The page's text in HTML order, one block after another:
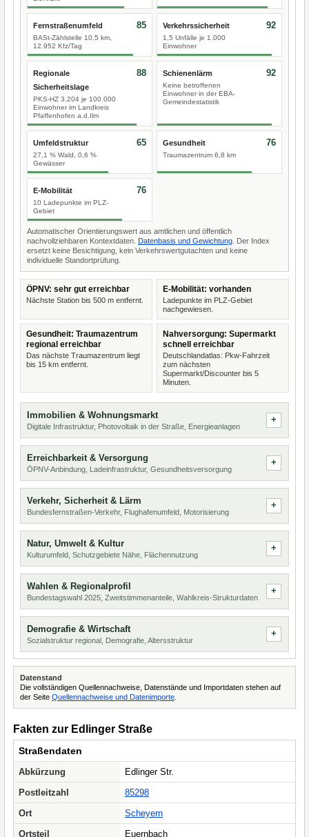
Fernstraßenumfeld
BASt-Zählstelle 10,5 km,
12.952 Kfz/Tag
85 Verkehrssicherheit
1,5 Unfälle je 1.000
Einwohner
92
Regionale
Sicherheitslage
PKS-HZ 3.204 je 100.000
Einwohner im Landkreis
Pfaffenhofen a.d.Ilm
88 Schienenlärm
Keine betroffenen
Einwohner in der EBA-
Gemeindestatistik
92
Umfeldstruktur
27,1 % Wald, 0,6 %
Gewässer
65 Gesundheit
Traumazentrum 6,8 km
76
E-Mobilität
10 Ladepunkte im PLZ-
Gebiet
76
Automatischer Orientierungswert aus amtlichen und öffentlich
nachvollziehbaren Kontextdaten. Datenbasis und Gewichtung . Der Index
ersetzt keine Besichtigung, kein Verkehrswertgutachten und keine
individuelle Standortprüfung.
ÖPNV: sehr gut erreichbar
Nächste Station bis 500 m entfernt.
E-Mobilität: vorhanden
Ladepunkte im PLZ-Gebiet
nachgewiesen.
Gesundheit: Traumazentrum
regional erreichbar
Das nächste Traumazentrum liegt
bis 15 km entfernt.
Nahversorgung: Supermarkt
schnell erreichbar
Deutschlandatlas: Pkw-Fahrzeit
zum nächsten
Supermarkt/Discounter bis 5
Minuten.
Immobilien & Wohnungsmarkt
Digitale Infrastruktur, Photovoltaik in der Straße, Energieanlagen
Erreichbarkeit & Versorgung
ÖPNV-Anbindung, Ladeinfrastruktur, Gesundheitsversorgung
Verkehr, Sicherheit & Lärm
Bundesfernstraßen-Verkehr, Flughafenumfeld, Motorisierung
Natur, Umwelt & Kultur
Kulturumfeld, Schutzgebiete Nähe, Flächennutzung
Wahlen & Regionalprofil
Bundestagswahl 2025, Zweitstimmenanteile, Wahlkreis-Strukturdaten
Demografie & Wirtschaft
Sozialstruktur regional, Demografie, Altersstruktur
Datenstand
Die vollständigen Quellennachweise, Datenstände und Importdaten stehen auf
der Seite Quellennachweise und Datenimporte
Fakten zur Edlinger Straße
Straßendaten
Abkürzung
Edlinger Str.
Postleitzahl
85298
Ort
Scheyern
Ortsteil
Euernbach